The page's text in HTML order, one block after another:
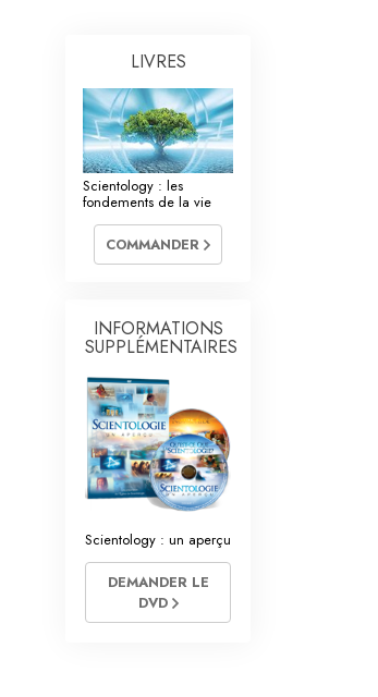
LIVRES
Scientology : les
fondements de la vie
COMMANDER
INFORMATIONS
SUPPLÉMENTAIRES
Scientology : un aperçu
DEMANDER LE
DVD